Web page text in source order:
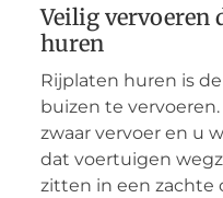
Veilig
huren
Rijplaten huren is
buizen te
zwaar vervoer en u
dat voertuigen
zitten in een zachte